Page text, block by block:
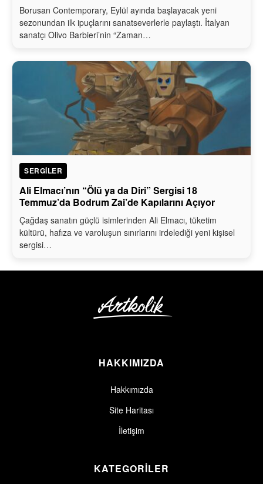
Borusan Contemporary, Eylül ayında başlayacak yeni
sezonundan ilk ipuçlarını sanatseverlerle paylaştı. İtalyan
sanatçı Olivo Barbieri’nin “Zaman…
SERGILER
Ali Elmacı’nın “Ölü ya da Diri” Sergisi 18
Temmuz’da Bodrum Zai’de Kapılarını Açıyor
Çağdaş sanatın güçlü isimlerinden Ali Elmacı, tüketim
kültürü, hafıza ve varoluşun sınırlarını irdelediği yeni kişisel
sergisi…
HAKKIMIZDA
Hakkımızda
Site Haritası
İletişim
KATEGORİLER